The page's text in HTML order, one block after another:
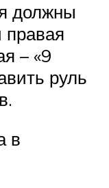
должны
правая
– «9
руль
в